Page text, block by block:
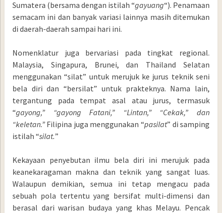
Sumatera (bersama dengan istilah “gayuang“). Penamaan
semacam ini dan banyak variasi lainnya masih ditemukan
di daerah-daerah sampai hari ini.
Nomenklatur juga bervariasi pada tingkat regional.
Malaysia, Singapura, Brunei, dan Thailand Selatan
menggunakan “silat” untuk merujuk ke jurus teknik seni
bela diri dan “bersilat” untuk prakteknya. Nama lain,
tergantung pada tempat asal atau jurus, termasuk
“gayong,” “gayong Fatani,” “Lintan,” “Cekak,” dan
“keletan.”Filipina juga menggunakan “pasilat” di samping
istilah “silat.”
Kekayaan penyebutan ilmu bela diri ini merujuk pada
keanekaragaman makna dan teknik yang sangat luas.
Walaupun demikian, semua ini tetap mengacu pada
sebuah pola tertentu yang bersifat multi-dimensi dan
berasal dari warisan budaya yang khas Melayu. Pencak